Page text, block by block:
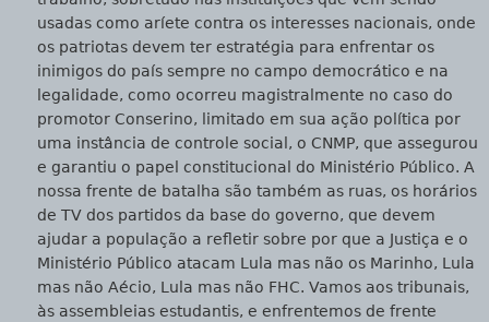
usadas como aríete contra os interesses nacionais, onde
os patriotas devem ter estratégia para enfrentar os
inimigos do país sempre no campo democrático e na
legalidade, como ocorreu magistralmente no caso do
promotor Conserino, limitado em sua ação política por
uma instância de controle social, o CNMP, que assegurou
e garantiu o papel constitucional do Ministério Público. A
nossa frente de batalha são também as ruas, os horários
de TV dos partidos da base do governo, que devem
ajudar a população a refletir sobre por que a Justiça e o
Ministério Público atacam Lula mas não os Marinho, Lula
mas não Aécio, Lula mas não FHC. Vamos aos tribunais,
às assembleias estudantis, e enfrentemos de frente